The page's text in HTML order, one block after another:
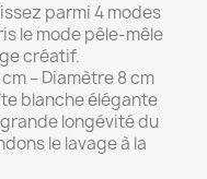
parmi 4 modes
le mode pêle-mêle
créatif.
– Diamètre 8 cm
blanche élégante
longévité du
le lavage à la